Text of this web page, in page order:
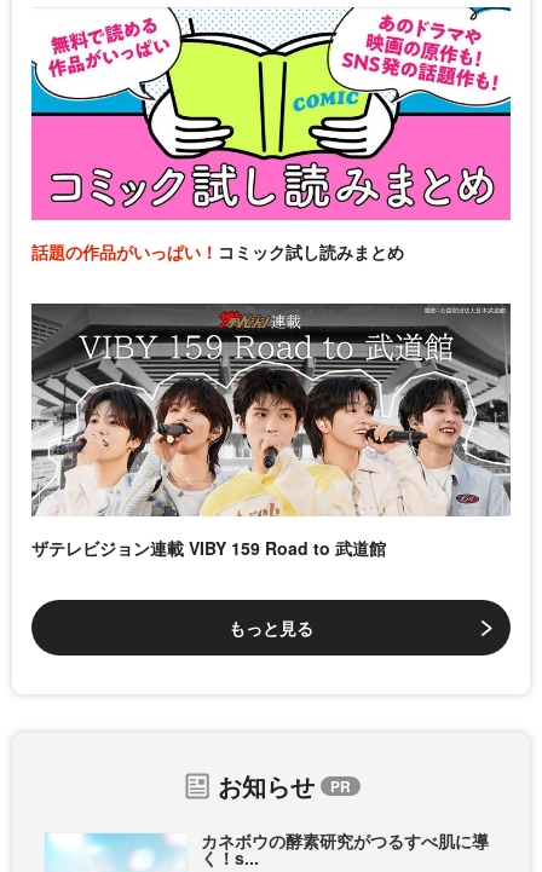
話題の作品がいっぱい！ コミック試し読みまとめ
ザテレビジョン連載 VIBY 159 Road to 武道館
もっと見る
お知らせ
カネボウの酵素研究がつるすべ肌に導
く！s...